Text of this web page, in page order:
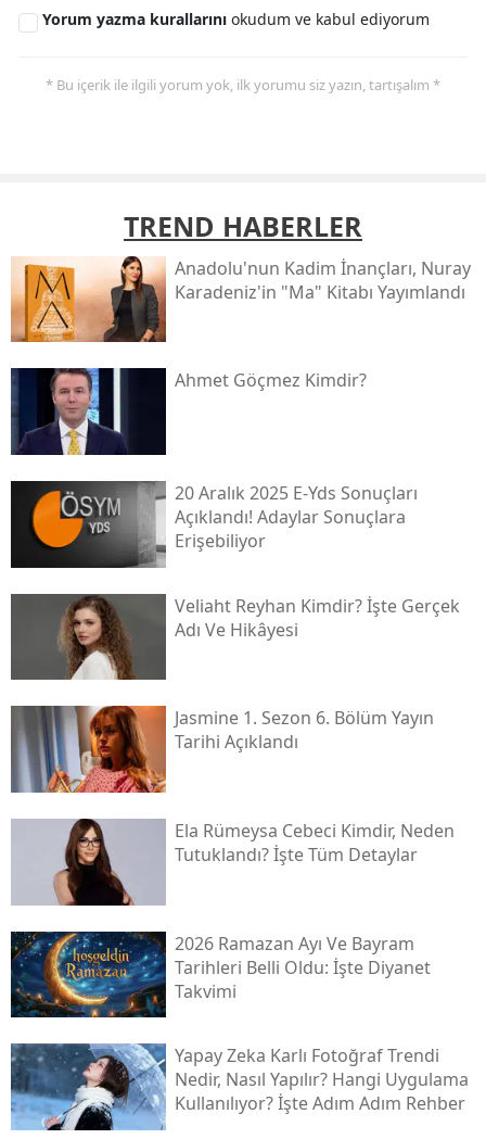
Yorum yazma kurallarını okudum ve kabul ediyorum
* Bu içerik ile ilgili yorum yok, ilk yorumu siz yazın, tartışalım *
TREND HABERLER
Anadolu'nun Kadim İnançları, Nuray
Karadeniz'in "ma" Kitabı Yayımlandı
Ahmet Göçmez Kimdir?
20 Aralık 2025 E-Yds Sonuçları
Açıklandı! Adaylar Sonuçlara
Erişebiliyor
Veliaht Reyhan Kimdir? İşte Gerçek
Adı Ve Hikâyesi
Jasmine 1. Sezon 6. Bölüm Yayın
Tarihi Açıklandı
Ela Rümeysa Cebeci Kimdir, Neden
Tutuklandı? İşte Tüm Detaylar
2026 Ramazan Ayı Ve Bayram
Tarihleri Belli Oldu: İşte Diyanet
Takvimi
Yapay Zeka Karlı Fotoğraf Trendi
Nedir, Nasıl Yapılır? Hangi Uygulama
Kullanılıyor? İşte Adım Adım Rehber